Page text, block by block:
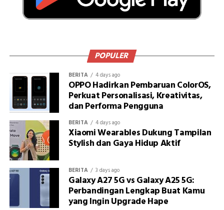
POPULER
BERITA 4 days ago
OPPO Hadirkan Pembaruan ColorOS,
Perkuat Personalisasi, Kreativitas,
dan Performa Pengguna
BERITA 4 days ago
Xiaomi Wearables Dukung Tampilan
Stylish dan Gaya Hidup Aktif
BERITA 3 days ago
Galaxy A27 5G vs Galaxy A25 5G:
Perbandingan Lengkap Buat Kamu
yang Ingin Upgrade Hape